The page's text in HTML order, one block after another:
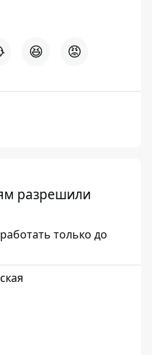
😆 😡
разрешили
только до